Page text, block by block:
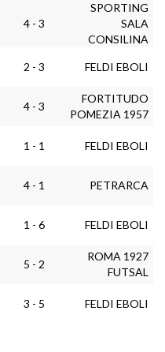
4 - 3
SPORTING
SALA
CONSILINA
2 - 3 FELDI EBOLI
4 - 3
FORTITUDO
POMEZIA 1957
1 - 1 FELDI EBOLI
4 - 1 PETRARCA
1 - 6 FELDI EBOLI
5 - 2
ROMA 1927
FUTSAL
3 - 5 FELDI EBOLI